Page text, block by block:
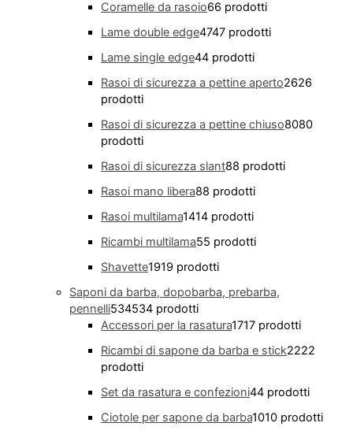
Coramelle da rasoio66 prodotti
Lame double edge4747 prodotti
Lame single edge44 prodotti
Rasoi di sicurezza a pettine aperto2626
prodotti
Rasoi di sicurezza a pettine chiuso8080
prodotti
Rasoi di sicurezza slant88 prodotti
Rasoi mano libera88 prodotti
Rasoi multilama1414 prodotti
Ricambi multilama55 prodotti
Shavette1919 prodotti
Saponi da barba, dopobarba, prebarba,
pennelli534534 prodotti
Accessori per la rasatura1717 prodotti
Ricambi di sapone da barba e stick2222
prodotti
Set da rasatura e confezioni44 prodotti
Ciotole per sapone da barba1010 prodotti